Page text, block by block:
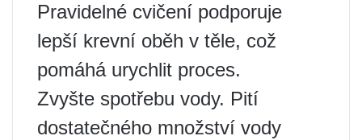
Pravidelné cvičení podporuje
lepší krevní oběh v těle, což
pomáhá urychlit proces.
Zvyšte spotřebu vody. Pití
dostatečného množství vody